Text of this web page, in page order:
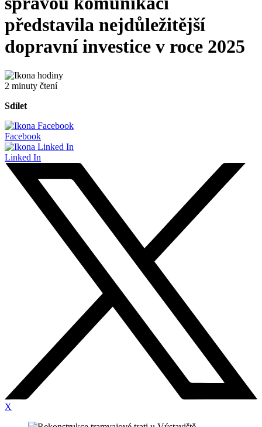
představila nejdůležitější
dopravní investice v roce 2025
2 minuty čtení
Sdílet
Facebook
Linked In
X